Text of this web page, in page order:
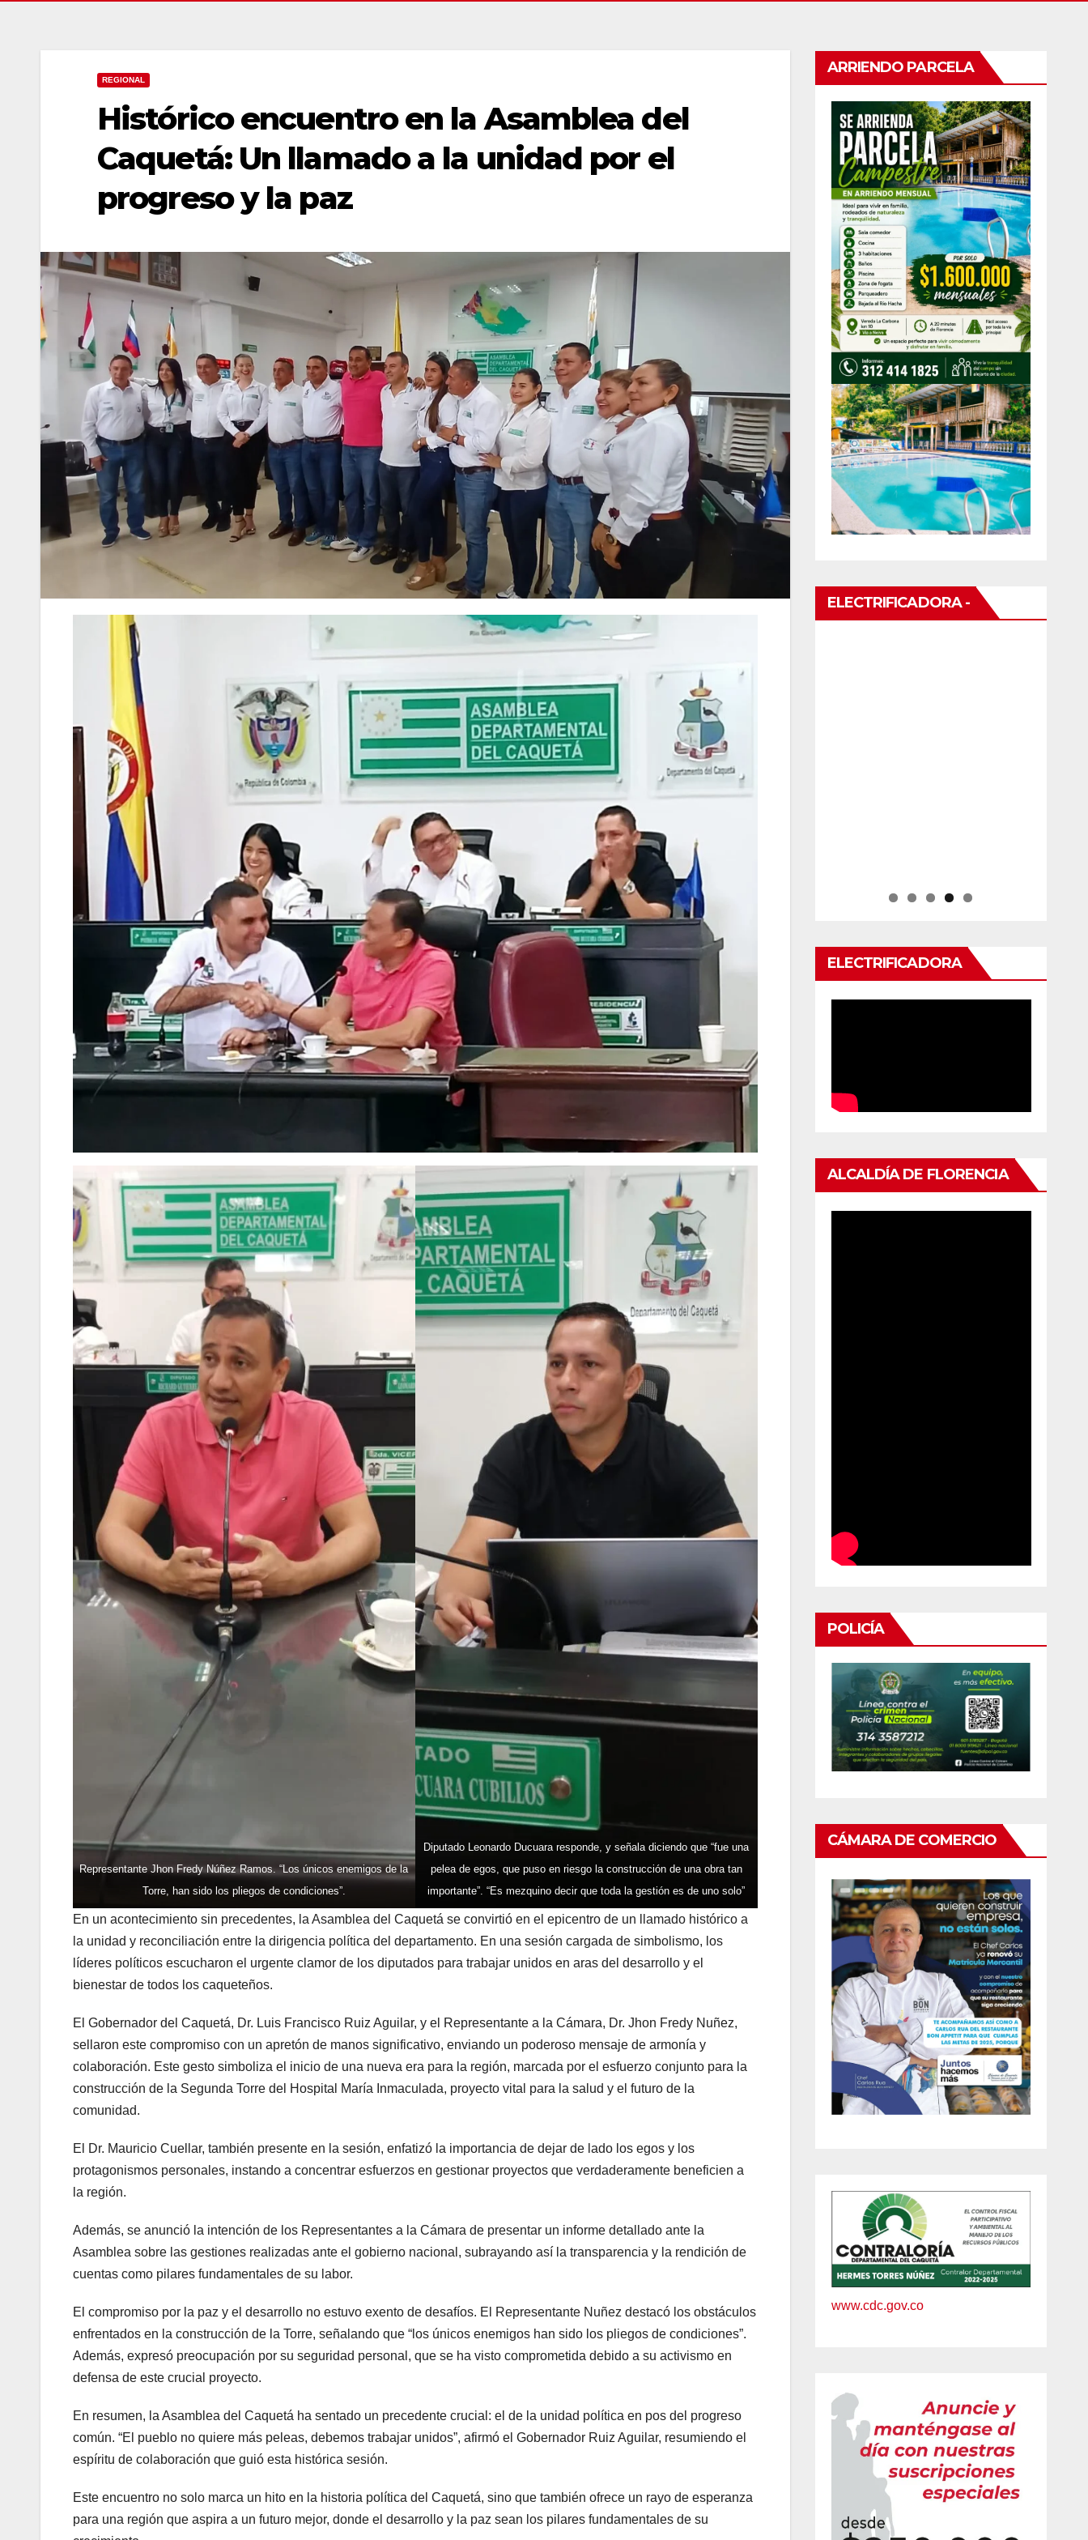
REGIONAL
Histórico encuentro en la Asamblea del
Caquetá: Un llamado a la unidad por el
progreso y la paz
Representante Jhon Fredy Núñez Ramos. “Los únicos enemigos de la
Torre, han sido los pliegos de condiciones”.
Diputado Leonardo Ducuara responde, y señala diciendo que “fue una
pelea de egos, que puso en riesgo la construcción de una obra tan
importante”. “Es mezquino decir que toda la gestión es de uno solo”
En un acontecimiento sin precedentes, la Asamblea del Caquetá se convirtió en el epicentro de un llamado histórico a
la unidad y reconciliación entre la dirigencia política del departamento. En una sesión cargada de simbolismo, los
líderes políticos escucharon el urgente clamor de los diputados para trabajar unidos en aras del desarrollo y el
bienestar de todos los caqueteños.
El Gobernador del Caquetá, Dr. Luis Francisco Ruiz Aguilar, y el Representante a la Cámara, Dr. Jhon Fredy Nuñez,
sellaron este compromiso con un apretón de manos significativo, enviando un poderoso mensaje de armonía y
colaboración. Este gesto simboliza el inicio de una nueva era para la región, marcada por el esfuerzo conjunto para la
construcción de la Segunda Torre del Hospital María Inmaculada, proyecto vital para la salud y el futuro de la
comunidad.
El Dr. Mauricio Cuellar, también presente en la sesión, enfatizó la importancia de dejar de lado los egos y los
protagonismos personales, instando a concentrar esfuerzos en gestionar proyectos que verdaderamente beneficien a
la región.
Además, se anunció la intención de los Representantes a la Cámara de presentar un informe detallado ante la
Asamblea sobre las gestiones realizadas ante el gobierno nacional, subrayando así la transparencia y la rendición de
cuentas como pilares fundamentales de su labor.
El compromiso por la paz y el desarrollo no estuvo exento de desafíos. El Representante Nuñez destacó los obstáculos
enfrentados en la construcción de la Torre, señalando que “los únicos enemigos han sido los pliegos de condiciones”.
Además, expresó preocupación por su seguridad personal, que se ha visto comprometida debido a su activismo en
defensa de este crucial proyecto.
En resumen, la Asamblea del Caquetá ha sentado un precedente crucial: el de la unidad política en pos del progreso
común. “El pueblo no quiere más peleas, debemos trabajar unidos”, afirmó el Gobernador Ruiz Aguilar, resumiendo el
espíritu de colaboración que guió esta histórica sesión.
Este encuentro no solo marca un hito en la historia política del Caquetá, sino que también ofrece un rayo de esperanza
para una región que aspira a un futuro mejor, donde el desarrollo y la paz sean los pilares fundamentales de su
ARRIENDO PARCELA
ELECTRIFICADORA -
ELECTRIFICADORA
ALCALDÍA DE FLORENCIA
POLICÍA
CÁMARA DE COMERCIO
www.cdc.gov.co